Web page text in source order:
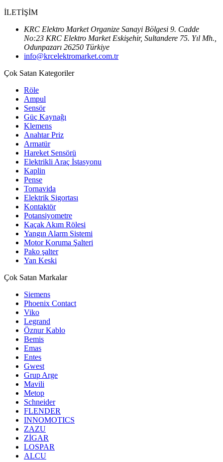
İLETİŞİM
KRC Elektro Market Organize Sanayi Bölgesi 9. Cadde
No:23 KRC Elektro Market Eskişehir, Sultandere 75. Yıl Mh.,
Odunpazarı 26250 Türkiye
info@krcelektromarket.com.tr
Çok Satan Kategoriler
Röle
Ampul
Sensör
Güç Kaynağı
Klemens
Anahtar Priz
Armatür
Hareket Sensörü
Elektrikli Araç İstasyonu
Kaplin
Pense
Tornavida
Elektrik Sigortası
Kontaktör
Potansiyometre
Kaçak Akım Rölesi
Yangın Alarm Sistemi
Motor Koruma Şalteri
Pako şalter
Yan Keski
Çok Satan Markalar
Siemens
Phoenix Contact
Viko
Legrand
Öznur Kablo
Bemis
Emas
Entes
Gwest
Grup Arge
Mavili
Metop
Schneider
FLENDER
INNOMOTICS
ZAZU
ZİGAR
LOSPAR
ALCU